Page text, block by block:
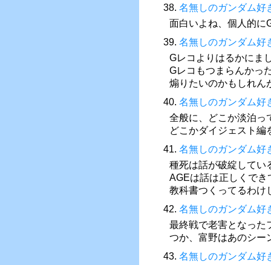
38. 名無しのガンダム好
面白いよね、個人的に
39. 名無しのガンダム好
Gレコよりはるかにま
Gレコもつまらんかっ
煽りたいのかもしれん
40. 名無しのガンダム好
全般に、どこか淡泊っ
どこかダイジェスト編
41. 名無しのガンダム好
種死は話が破綻してい
AGEは話は正しくで
教科書つくってるわけ
42. 名無しのガンダム好
最終戦で老害となった
つか、富野はあのシー
43. 名無しのガンダム好